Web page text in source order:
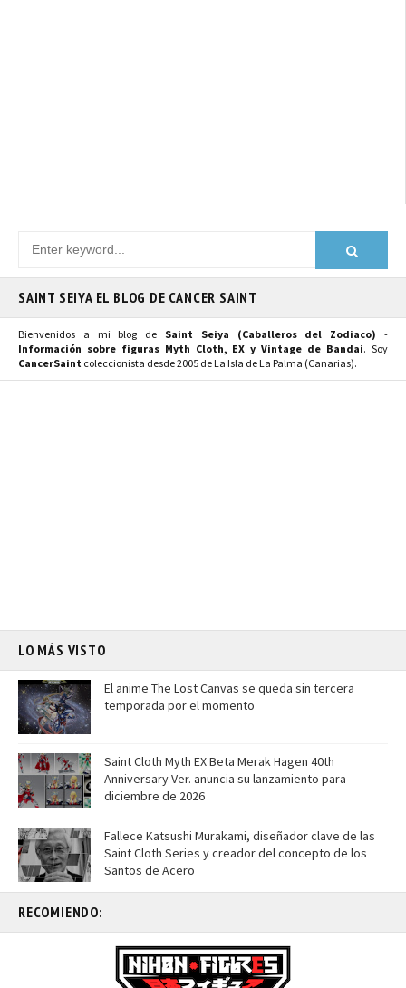
SAINT SEIYA EL BLOG DE CANCER SAINT
Bienvenidos a mi blog de Saint Seiya (Caballeros del Zodiaco) -
Información sobre figuras Myth Cloth, EX y Vintage de Bandai. Soy
CancerSaint coleccionista desde 2005 de La Isla de La Palma (Canarias).
LO MÁS VISTO
El anime The Lost Canvas se queda sin tercera
temporada por el momento
Saint Cloth Myth EX Beta Merak Hagen 40th
Anniversary Ver. anuncia su lanzamiento para
diciembre de 2026
Fallece Katsushi Murakami, diseñador clave de las
Saint Cloth Series y creador del concepto de los
Santos de Acero
RECOMIENDO: